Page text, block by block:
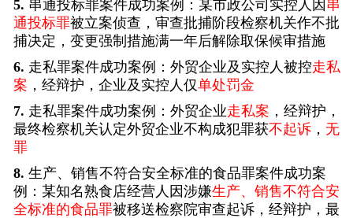
5. 串通投标罪案件成功案例：某市政公司实控人因 串
通投标罪被立案侦查，审查批捕阶段检察机关作不批
捕决定，变更强制措施满一年后解除取保候审措施
6. 走私罪案件成功案例：外贸企业及实控人被控走私
案 ，经辩护，企业及实控人仅单处罚金
7. 走私罪案件成功案例：外贸企业走私案 ，经辩护，
最终检察机关认定外贸企业不构成犯罪获不起诉 ， 无
罪
8. 生产、销售不符合安全标准的食品罪案件成功案
例：某知名熟食店经营人因涉嫌生产、销售不符合安
全标准的食品罪被移送检察院审查起诉，经辩护，最